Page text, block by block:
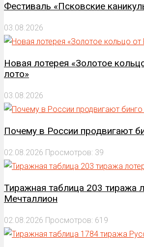
Фестиваль «Псковские
03.08.2026
Новая лотерея «Золотое
лото»
03.08.2026
Почему в России продвигают
02.08.2026 Просмотров: 39
Тиражная таблица 203 тиража
Мечталлион
02.08.2026 Просмотров: 619